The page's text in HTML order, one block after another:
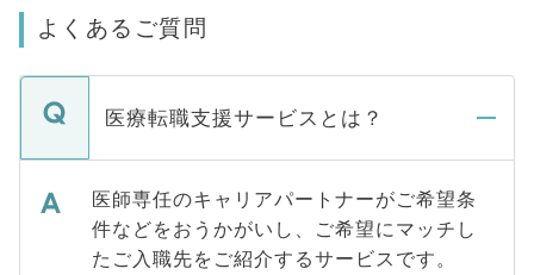
よくあるご質問
医療転職支援サービスとは？
医師専任のキャリアパートナーがご希望条
件などをおうかがいし、ご希望にマッチし
たご入職先をご紹介するサービスです。